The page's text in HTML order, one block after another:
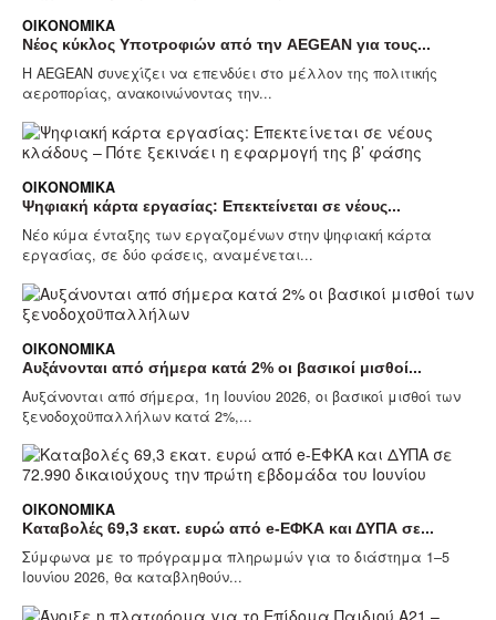
ΟΙΚΟΝΟΜΙΚΆ
Νέος κύκλος Υποτροφιών από την AEGEAN για τους...
Η AEGEAN συνεχίζει να επενδύει στο μέλλον της πολιτικής
αεροπορίας, ανακοινώνοντας την...
ΟΙΚΟΝΟΜΙΚΆ
Ψηφιακή κάρτα εργασίας: Επεκτείνεται σε νέους...
Νέο κύμα ένταξης των εργαζομένων στην ψηφιακή κάρτα
εργασίας, σε δύο φάσεις, αναμένεται...
ΟΙΚΟΝΟΜΙΚΆ
Aυξάνονται από σήμερα κατά 2% οι βασικοί μισθοί...
Αυξάνονται από σήμερα, 1η Ιουνίου 2026, οι βασικοί μισθοί των
ξενοδοχοϋπαλλήλων κατά 2%,...
ΟΙΚΟΝΟΜΙΚΆ
Καταβολές 69,3 εκατ. ευρώ από e-ΕΦΚΑ και ΔΥΠΑ σε...
Σύμφωνα με το πρόγραμμα πληρωμών για το διάστημα 1–5
Ιουνίου 2026, θα καταβληθούν...